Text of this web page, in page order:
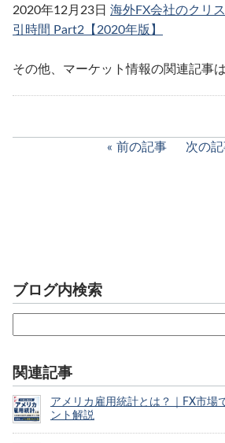
2020年12月23日 海外FX会社のクリ
引時間 Part2【2020年版】
その他、マーケット情報の関連記事は
前の記事 次の
ブログ内検索
関連記事
アメリカ雇用統計とは？｜FX市場
ント解説